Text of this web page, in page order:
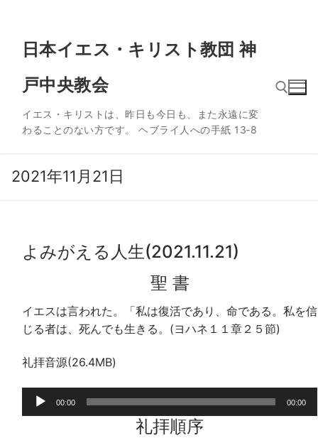
日本イエス・キリスト教団 神
戸中央教会
イエス・キリストは、昨日も今日も、また永遠に変
わることのない方です。 ヘブライ人への手紙 13‐8
2021年11月21日
よみがえる人生(2021.11.21)
聖 書
イエスは言われた。「私は復活であり、命である。私を信
じる者は、死んでも生きる。(ヨハネ１１章２５節)
礼拝音源(26.4MB)
声
00:00 00:00
礼拝順序